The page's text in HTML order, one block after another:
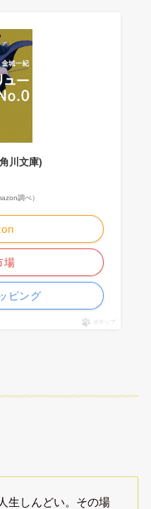
川文庫)
調べ）
場
ピング
ポチップ
生しんどい。その場